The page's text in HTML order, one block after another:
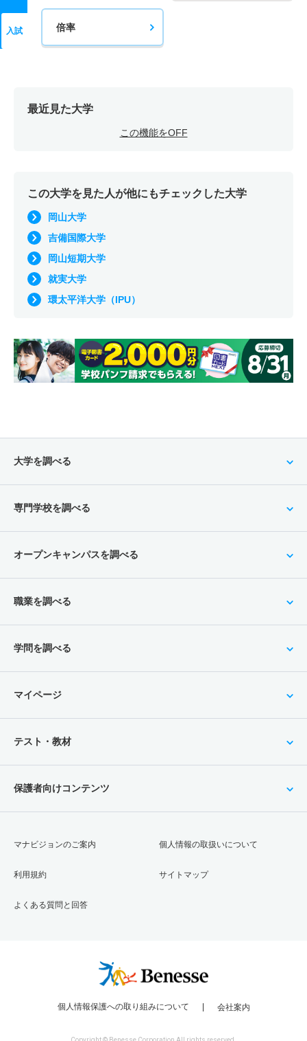
入試 倍率
最近見た大学
この機能をOFF
この大学を見た人が他にもチェックした大学
岡山大学
吉備国際大学
岡山短期大学
就実大学
環太平洋大学（IPU）
大学を調べる
専門学校を調べる
オープンキャンパスを調べる
職業を調べる
学問を調べる
マイページ
テスト・教材
保護者向けコンテンツ
マナビジョンのご案内
利用規約
よくある質問と回答
個人情報の取扱いについて
サイトマップ
個人情報保護への取り組みについて 会社案内